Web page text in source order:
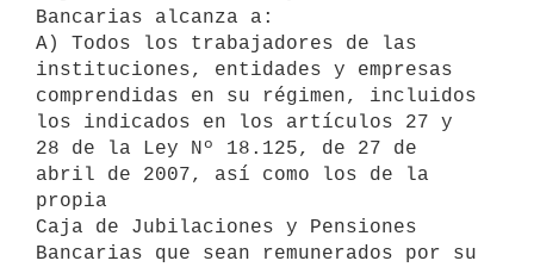
Bancarias alcanza a:
A) Todos los trabajadores de las
instituciones, entidades y empresas
comprendidas en su régimen, incluidos
los indicados en los artículos 27 y
28 de la Ley Nº 18.125, de 27 de
abril de 2007, así como los de la
propia
Caja de Jubilaciones y Pensiones
Bancarias que sean remunerados por su